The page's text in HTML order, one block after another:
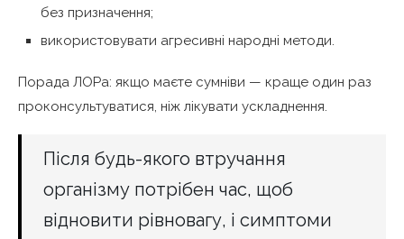
без призначення;
використовувати агресивні народні методи.
Порада ЛОРа: якщо маєте сумніви — краще один раз
проконсультуватися, ніж лікувати ускладнення.
Після будь-якого втручання
організму потрібен час, щоб
відновити рівновагу, і симптоми